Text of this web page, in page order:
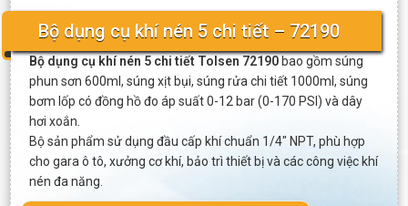
Bộ dụng cụ khí nén 5 chi tiết – 72190
Bộ dụng cụ khí nén 5 chi tiết Tolsen 72190 bao gồm súng
phun sơn 600ml, súng xịt bụi, súng rửa chi tiết 1000ml, súng
bơm lốp có đồng hồ đo áp suất 0-12 bar (0-170 PSI) và dây
hơi xoắn.
Bộ sản phẩm sử dụng đầu cấp khí chuẩn 1/4″ NPT, phù hợp
cho gara ô tô, xưởng cơ khí, bảo trì thiết bị và các công việc khí
nén đa năng.